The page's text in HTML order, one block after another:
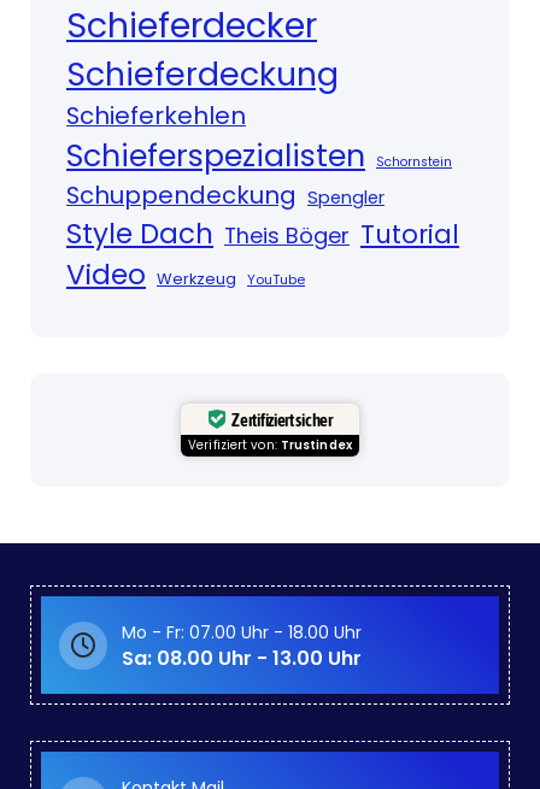
Schieferdecker
Schieferdeckung
Schieferkehlen
Schieferspezialisten Schornstein
Schuppendeckung Spengler
Style Dach Theis Böger Tutorial
Video Werkzeug YouTube
Zertifiziert sicher
Verifiziert von: Trustindex
Mo - Fr: 07.00 Uhr - 18.00 Uhr
Sa: 08.00 Uhr - 13.00 Uhr